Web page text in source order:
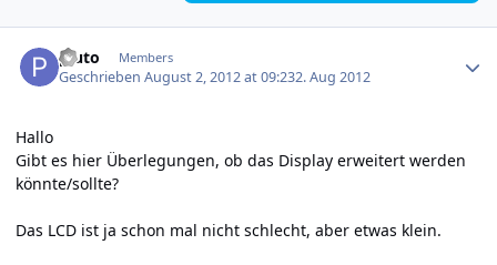
pluto Members
GeschriebenAugust 2, 2012 at 09:232. Aug 2012
Hallo
Gibt es hier Überlegungen, ob das Display erweitert werden
könnte/sollte?
Das LCD ist ja schon mal nicht schlecht, aber etwas klein.